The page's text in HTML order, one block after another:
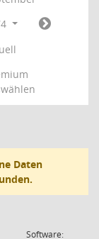
Daten
Software: